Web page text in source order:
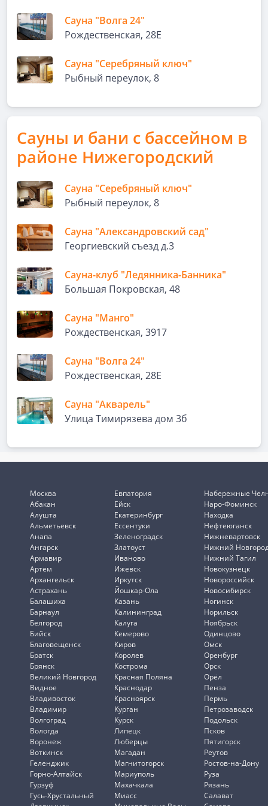
Сауна "Волга 24"
Рождественская, 28Е
Сауна "Серебряный ключ"
Рыбный переулок, 8
Сауны и бани с бассейном в
районе Нижегородский
Сауна "Серебряный ключ"
Рыбный переулок, 8
Сауна "Александровский сад"
Георгиевский съезд д.3
Сауна-клуб "Ледянника-Банника"
Большая Покровская, 48
Сауна "Манго"
Рождественская, 3917
Сауна "Волга 24"
Рождественская, 28Е
Сауна "Акварель"
Улица Тимирязева дом 3б
Москва
Абакан
Алушта
Альметьевск
Анапа
Ангарск
Армавир
Артем
Архангельск
Астрахань
Балашиха
Барнаул
Белгород
Бийск
Благовещенск
Братск
Брянск
Великий Новгород
Видное
Владивосток
Владимир
Волгоград
Вологда
Воронеж
Воткинск
Геленджик
Горно-Алтайск
Гурзуф
Гусь-Хрустальный
Евпатория
Ейск
Екатеринбург
Ессентуки
Зеленоградск
Златоуст
Иваново
Ижевск
Иркутск
Йошкар-Ола
Казань
Калининград
Калуга
Кемерово
Киров
Королев
Кострома
Красная Поляна
Краснодар
Красноярск
Курган
Курск
Липецк
Люберцы
Магадан
Магнитогорск
Мариуполь
Махачкала
Миасс
Набережные
Наро-Фоминск
Находка
Нефтеюганск
Нижневартовск
Нижний
Нижний Тагил
Новокузнецк
Новороссийск
Новосибирск
Ногинск
Норильск
Ноябрьск
Одинцово
Омск
Оренбург
Орск
Орёл
Пенза
Пермь
Петрозаводск
Подольск
Псков
Пятигорск
Реутов
Ростов-на-Дону
Руза
Рязань
Салават